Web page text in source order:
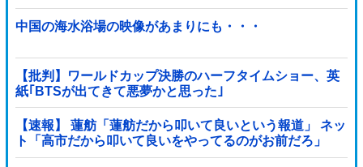
中国の海水浴場の映像があまりにも・・・
【批判】ワールドカップ決勝のハーフタイムショー、英
紙｢BTSが出てきて悪夢かと思った｣
【速報】 蓮舫「蓮舫だから叩いて良いという報道」 ネッ
ト「高市だから叩いて良いをやってるのがお前だろ」